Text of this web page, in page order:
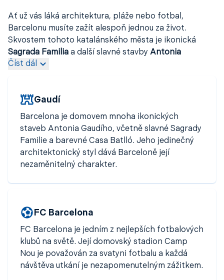
Ať už vás láká architektura, pláže nebo fotbal,
Barcelonu musíte zažít alespoň jednou za život.
Skvostem tohoto katalánského města je ikonická
Sagrada Familia a další slavné stavby Antonia
Gaudího . Obdivovatelé umění si přijdou na své i díky
Fotbaloví fanoušci
Camp Nou, největšího v Evropě.
město vás čeká z kopceMontjuïc, na který se
dostanete třeba z Plaça d'Espanya. Atmosféru pravé
Barcelony nasajete ve čtvrtiGràcia, známé svým
bohémským duchem. Akatalánská kuchyně
dostane.
Barcelona stojí za návštěvu kdykoliv v roce –
Číst dál
Gaudí
Barcelona je domovem mnoha ikonických
staveb Antonia Gaudího, včetně slavné Sagrady
Familie a barevné Casa Batlló. Jeho jedinečný
architektonický styl dává Barceloně její
nezaměnitelný charakter.
FC Barcelona
FC Barcelona je jedním z nejlepších fotbalových
klubů na světě. Její domovský stadion Camp
Nou je považován za svatyni fotbalu a každá
návštěva utkání je nezapomenutelným zážitkem.